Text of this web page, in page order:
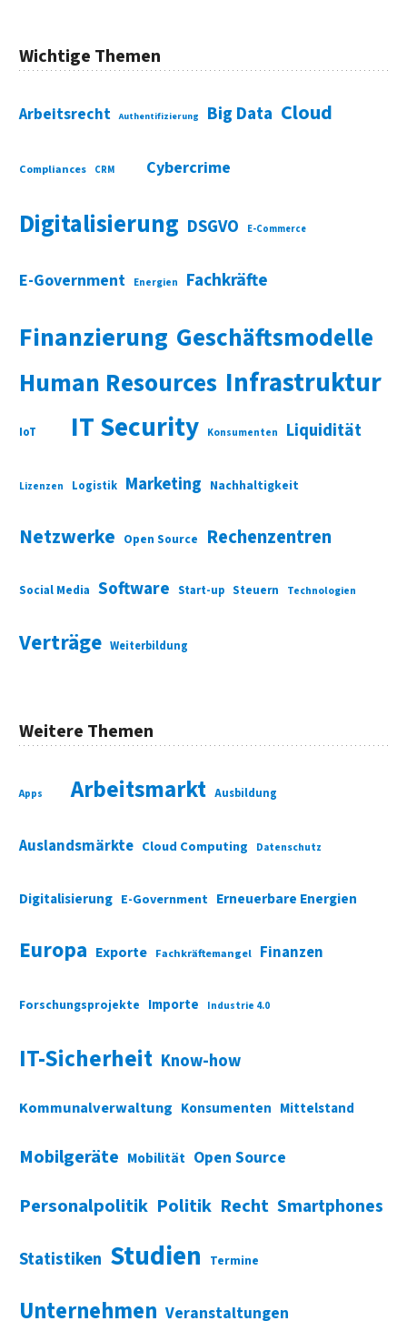
Wichtige Themen
Arbeitsrecht Authentifizierung Big Data Cloud
Compliances CRM Cybercrime
Digitalisierung DSGVO E-Commerce
E-Government Energien Fachkräfte
Finanzierung Geschäftsmodelle
Human Resources Infrastruktur
IoT IT Security Konsumenten Liquidität
Lizenzen Logistik Marketing Nachhaltigkeit
Netzwerke Open Source Rechenzentren
Social Media Software Start-up Steuern Technologien
Verträge Weiterbildung
Weitere Themen
Apps Arbeitsmarkt Ausbildung
Auslandsmärkte Cloud Computing Datenschutz
Digitalisierung E-Government Erneuerbare Energien
Europa Exporte Fachkräftemangel Finanzen
Forschungsprojekte Importe Industrie 4.0
IT-Sicherheit Know-how
Kommunalverwaltung Konsumenten Mittelstand
Mobilgeräte Mobilität Open Source
Personalpolitik Politik Recht Smartphones
Statistiken Studien Termine
Unternehmen Veranstaltungen